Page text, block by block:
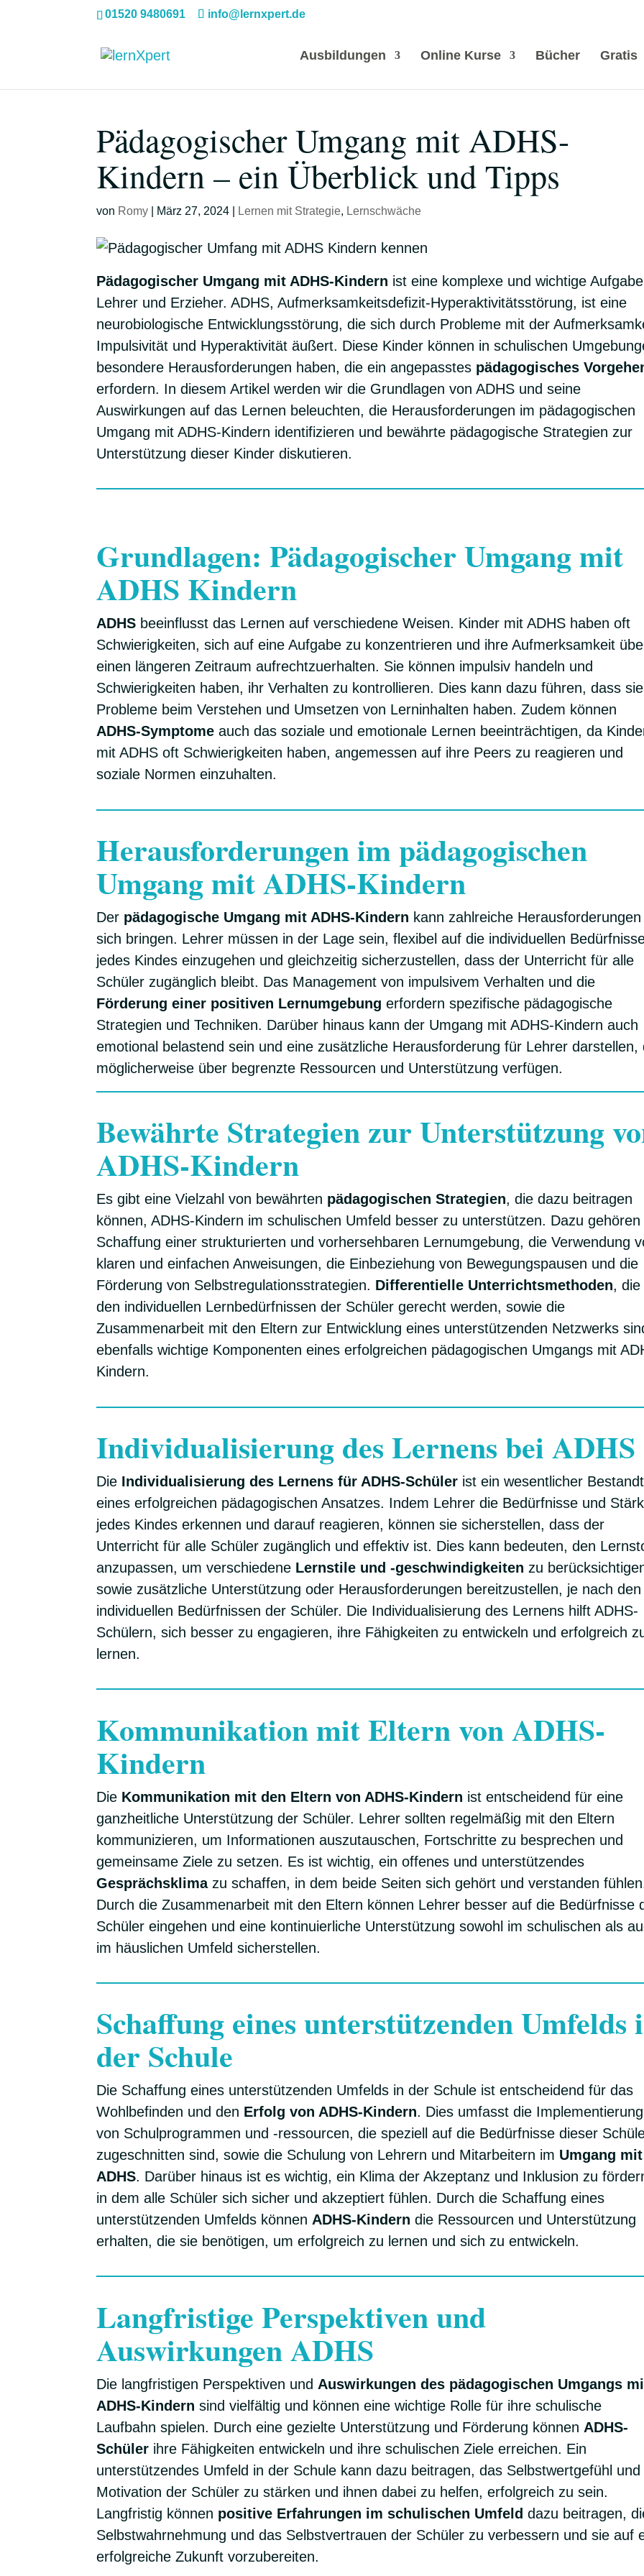
01520 9480691 info@lernxpert.de
Ausbildungen Online Kurse Bücher Gratis
Pädagogischer Umgang mit ADHS-
Kindern – ein Überblick und Tipps
von Romy März 27, 2024 Lernen mit Strategie, Lernschwäche
Pädagogischer Umgang mit ADHS-Kindern ist eine komplexe und wichtige
Lehrer und Erzieher. ADHS, Aufmerksamkeitsdefizit-Hyperaktivitätsstörung, ist eine
neurobiologische Entwicklungsstörung, die sich durch Probleme mit der
Impulsivität und Hyperaktivität äußert. Diese Kinder können in schulischen
besondere Herausforderungen haben, die ein angepasstes pädagogisches
erfordern. In diesem Artikel werden wir die Grundlagen von ADHS und seine
Auswirkungen auf das Lernen beleuchten, die Herausforderungen im pädagogischen
Umgang mit ADHS-Kindern identifizieren und bewährte pädagogische Strategien zur
Unterstützung dieser Kinder diskutieren.
Grundlagen: Pädagogischer Umgang mit
ADHS Kindern
ADHS beeinflusst das Lernen auf verschiedene Weisen. Kinder mit ADHS haben oft
Schwierigkeiten, sich auf eine Aufgabe zu konzentrieren und ihre Aufmerksamkeit
einen längeren Zeitraum aufrechtzuerhalten. Sie können impulsiv handeln und
Schwierigkeiten haben, ihr Verhalten zu kontrollieren. Dies kann dazu führen, dass sie
Probleme beim Verstehen und Umsetzen von Lerninhalten haben. Zudem können
ADHS-Symptome auch das soziale und emotionale Lernen beeinträchtigen, da
mit ADHS oft Schwierigkeiten haben, angemessen auf ihre Peers zu reagieren und
soziale Normen einzuhalten.
Herausforderungen im pädagogischen
Umgang mit ADHS-Kindern
Der pädagogische Umgang mit ADHS-Kindern kann zahlreiche
sich bringen. Lehrer müssen in der Lage sein, flexibel auf die individuellen
jedes Kindes einzugehen und gleichzeitig sicherzustellen, dass der Unterricht für alle
Schüler zugänglich bleibt. Das Management von impulsivem Verhalten und die
Förderung einer positiven Lernumgebung erfordern spezifische pädagogische
Strategien und Techniken. Darüber hinaus kann der Umgang mit ADHS-Kindern auch
emotional belastend sein und eine zusätzliche Herausforderung für Lehrer darstellen,
möglicherweise über begrenzte Ressourcen und Unterstützung verfügen.
Bewährte Strategien zur Unterstützung
ADHS-Kindern
Es gibt eine Vielzahl von bewährten pädagogischen Strategien, die dazu beitragen
können, ADHS-Kindern im schulischen Umfeld besser zu unterstützen. Dazu gehören
Schaffung einer strukturierten und vorhersehbaren Lernumgebung, die Verwendung
klaren und einfachen Anweisungen, die Einbeziehung von Bewegungspausen und die
Förderung von Selbstregulationsstrategien. Differentielle Unterrichtsmethoden, die
den individuellen Lernbedürfnissen der Schüler gerecht werden, sowie die
Zusammenarbeit mit den Eltern zur Entwicklung eines unterstützenden Netzwerks
ebenfalls wichtige Komponenten eines erfolgreichen pädagogischen Umgangs mit
Kindern.
Individualisierung des Lernens bei ADHS
Die Individualisierung des Lernens für ADHS-Schüler ist ein wesentlicher
eines erfolgreichen pädagogischen Ansatzes. Indem Lehrer die Bedürfnisse und
jedes Kindes erkennen und darauf reagieren, können sie sicherstellen, dass der
Unterricht für alle Schüler zugänglich und effektiv ist. Dies kann bedeuten, den
anzupassen, um verschiedene Lernstile und -geschwindigkeiten zu
sowie zusätzliche Unterstützung oder Herausforderungen bereitzustellen, je nach den
individuellen Bedürfnissen der Schüler. Die Individualisierung des Lernens hilft ADHS-
Schülern, sich besser zu engagieren, ihre Fähigkeiten zu entwickeln und erfolgreich
lernen.
Kommunikation mit Eltern von ADHS-
Kindern
Die Kommunikation mit den Eltern von ADHS-Kindern ist entscheidend für eine
ganzheitliche Unterstützung der Schüler. Lehrer sollten regelmäßig mit den Eltern
kommunizieren, um Informationen auszutauschen, Fortschritte zu besprechen und
gemeinsame Ziele zu setzen. Es ist wichtig, ein offenes und unterstützendes
Gesprächsklimazu schaffen, in dem beide Seiten sich gehört und verstanden
Durch die Zusammenarbeit mit den Eltern können Lehrer besser auf die Bedürfnisse
Schüler eingehen und eine kontinuierliche Unterstützung sowohl im schulischen als
im häuslichen Umfeld sicherstellen.
Schaffung eines unterstützenden Umfelds
der Schule
Die Schaffung eines unterstützenden Umfelds in der Schule ist entscheidend für das
Wohlbefinden und den Erfolg von ADHS-Kindern. Dies umfasst die Implementierung
von Schulprogrammen und -ressourcen, die speziell auf die Bedürfnisse dieser
zugeschnitten sind, sowie die Schulung von Lehrern und Mitarbeitern im Umgang mit
ADHS. Darüber hinaus ist es wichtig, ein Klima der Akzeptanz und Inklusion zu
in dem alle Schüler sich sicher und akzeptiert fühlen. Durch die Schaffung eines
unterstützenden Umfelds können ADHS-Kindern die Ressourcen und Unterstützung
erhalten, die sie benötigen, um erfolgreich zu lernen und sich zu entwickeln.
Langfristige Perspektiven und
Auswirkungen ADHS
Die langfristigen Perspektiven und Auswirkungen des pädagogischen Umgangs
ADHS-Kindern sind vielfältig und können eine wichtige Rolle für ihre schulische
Laufbahn spielen. Durch eine gezielte Unterstützung und Förderung können ADHS-
Schüler ihre Fähigkeiten entwickeln und ihre schulischen Ziele erreichen. Ein
unterstützendes Umfeld in der Schule kann dazu beitragen, das Selbstwertgefühl und
Motivation der Schüler zu stärken und ihnen dabei zu helfen, erfolgreich zu sein.
Langfristig können positive Erfahrungen im schulischen Umfeld dazu beitragen,
Selbstwahrnehmung und das Selbstvertrauen der Schüler zu verbessern und sie auf
erfolgreiche Zukunft vorzubereiten.